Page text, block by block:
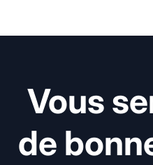
Vous
de